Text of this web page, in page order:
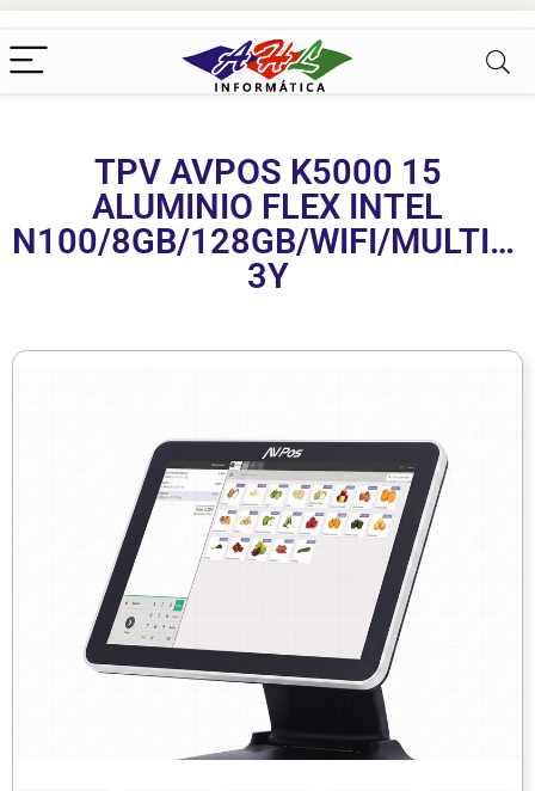
TPV AVPOS K5000 15
ALUMINIO FLEX INTEL
N100/8GB/128GB/WIFI/
3Y